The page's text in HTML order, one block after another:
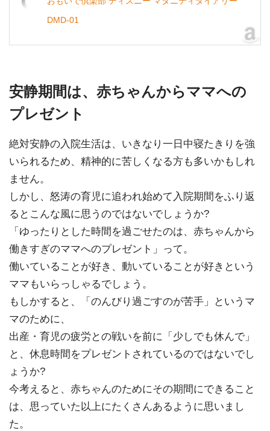
DMD-01
安静期間は、赤ちゃんからママへの
プレゼント
絶対安静の入院生活は、いきなり一日中寝たきりを強
いられるため、精神的に苦しくなる方も多いかもしれ
ません。
しかし、怒涛の育児に追われ始めて入院期間をふり返
るとこんな風に思うのではないでしょうか?
「ゆったりとした時間を過ごせたのは、赤ちゃんから
働きすぎのママへのプレゼント」って。
働いていることが好き、動いていることが好きという
ママもいらっしゃるでしょう。
もしかすると、「のんびり過ごすのが苦手」というマ
マのために、
出産・育児の疲労との戦いを前に「少しでも休んで」
と、休息時間をプレゼントされているのではないでし
ょうか?
今考えると、赤ちゃんのためにその期間にできること
は、思っていた以上にたくさんあるように思いまし
た。